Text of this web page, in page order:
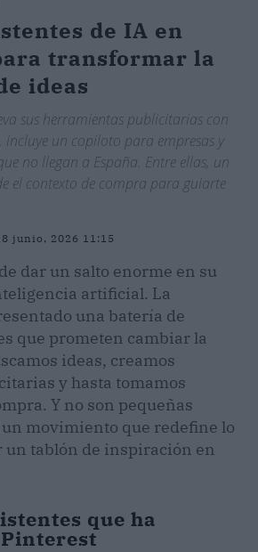
de IA en
transformar la
ideas
sus herramientas publicitarias con
un copiloto para empresas y
no llegan a España. Entre ellas, un
el contexto de compra para guiarte
junio, 2026 11:15
dar un salto enorme en su
artificial. La
una batería de
que prometen cambiar la
ideas, creamos
y hasta tomamos
Y no son pequeñas
un movimiento que redefine lo
un tablón de inspiración en
que ha